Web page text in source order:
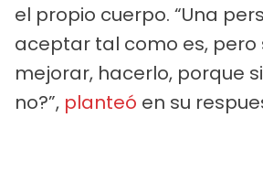
el propio cuerpo. “Una
aceptar tal como es, pero
mejorar, hacerlo, porque
no?”, planteó en su